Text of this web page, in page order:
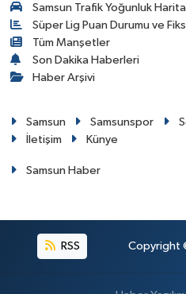
Samsun Trafik Yoğunluk
Süper Lig Puan Durumu ve
Tüm Manşetler
Son Dakika Haberleri
Haber Arşivi
Samsun Samsunspor
İletişim
Künye
Samsun Haber
RSS Copyright